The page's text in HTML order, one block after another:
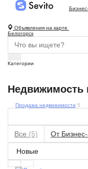
Объявления на карте
Белогорск
Категории
Недвижимость
Продажа недвижимости 5
Все (5) От Бизнес-